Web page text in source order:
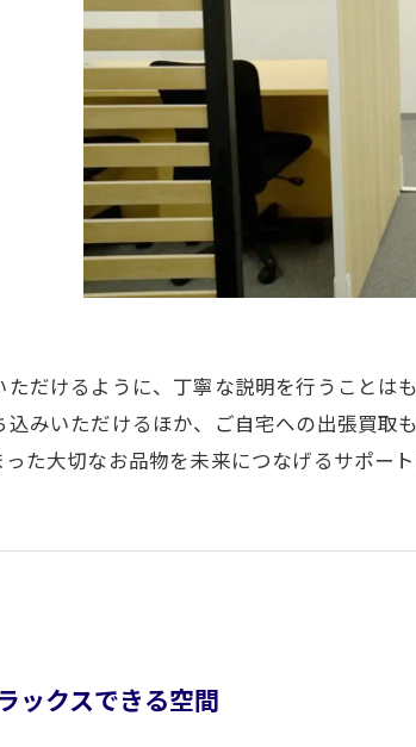
ただけるように、丁寧な説明を行うことは
込みいただけるほか、ご自宅への出張買
た大切なお品物を未来につなげるサポート
ックスできる空間